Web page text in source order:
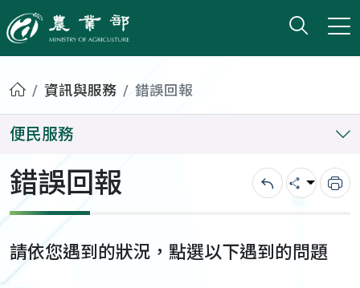
農業部
打開
小版
首頁資訊與服務 錯誤回報
便民服務
錯誤回報 回上一頁
分享 列
請依您遇到的狀況，點選以下遇到的問題